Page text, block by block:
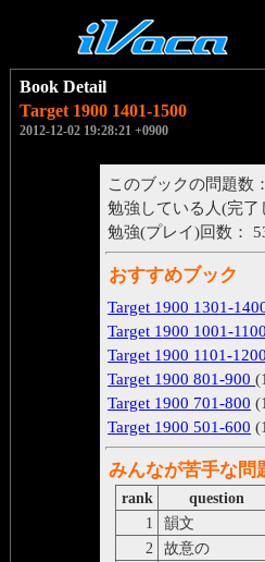
Book Detail
Target 1900 1401-1500
2012-12-02 19:28:21 +0900
このブックの問題数
勉強している人(完了
勉強(プレイ)回数：
おすすめブック
Target 1900 1301-
Target 1900 1001-
Target 1900 1101-
Target 1900 801-900
Target 1900 701-800
Target 1900 501-600
みんなが苦手な問
rank question
1
韻文
2
故意の